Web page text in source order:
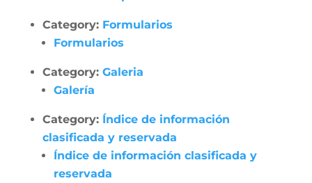
Category: Formularios
Formularios
Category: Galeria
Galería
Category: Índice de información
clasificada y reservada
Índice de información clasificada y
reservada